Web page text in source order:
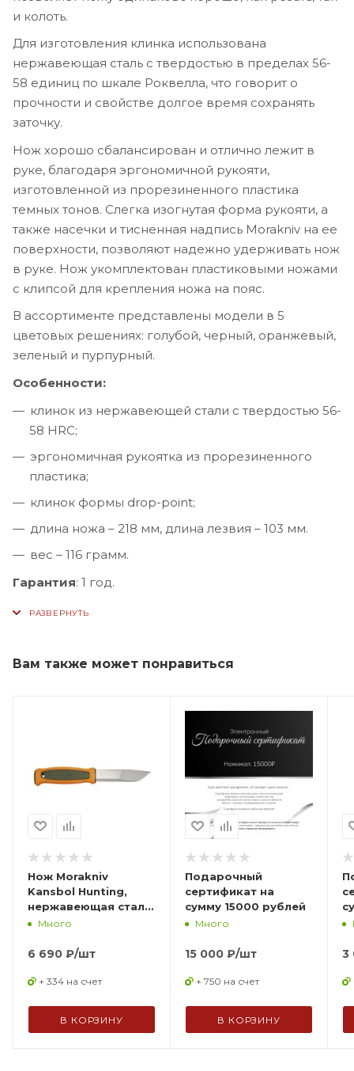
и колоть.
Для изготовления клинка использована
нержавеющая сталь с твердостью в пределах 56-
58 единиц по шкале Роквелла, что говорит о
прочности и свойстве долгое время сохранять
заточку.
Нож хорошо сбалансирован и отлично лежит в
руке, благодаря эргономичной рукояти,
изготовленной из прорезиненного пластика
темных тонов. Слегка изогнутая форма рукояти, а
также насечки и тисненная надпись Morakniv на ее
поверхности, позволяют надежно удерживать нож
в руке. Нож укомплектован пластиковыми ножами
с клипсой для крепления ножа на пояс.
В ассортименте представлены модели в 5
цветовых решениях: голубой, черный, оранжевый,
зеленый и пурпурный.
Особенности:
клинок из нержавеющей стали с твердостью 56-
58 HRC;
эргономичная рукоятка из прорезиненного
пластика;
клинок формы drop-point;
длина ножа – 218 мм, длина лезвия – 103 мм.
вес – 116 грамм.
Гарантия: 1 год.
Вам также может понравиться
Нож Morakniv
Kansbol Hunting,
нержавеющая сталь,
14236
Много
6 690 ₽/шт
+ 334 на счет
В КОРЗИНУ
Подарочный
сертификат на
сумму 15000 рублей
Много
15 000 ₽/шт
+ 750 на счет
В КОРЗИНУ
3